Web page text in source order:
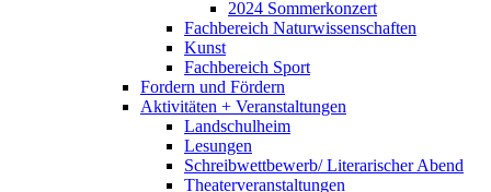
2024 Sommerkonzert
Fachbereich Naturwissenschaften
Kunst
Fachbereich Sport
Fordern und Fördern
Aktivitäten + Veranstaltungen
Landschulheim
Lesungen
Schreibwettbewerb/ Literarischer Abend
Theaterveranstaltungen